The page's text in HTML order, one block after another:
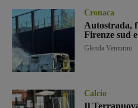
Cronaca
Autostrada,
Firenze sud
Glenda Venturini
Calcio
Il